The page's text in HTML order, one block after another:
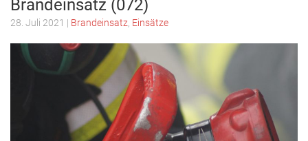
Brandeinsatz (072)
28. Juli 2021 | Brandeinsatz Einsätze